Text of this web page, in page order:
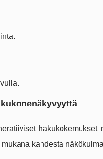
hakukokemukset
kahdesta